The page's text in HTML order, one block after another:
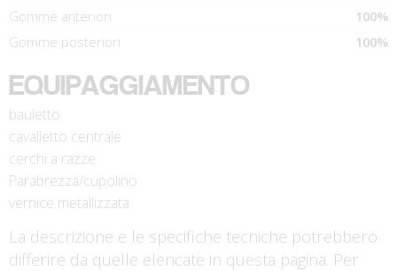
Gomme anteriori
100%
Gomme posteriori
100%
EQUIPAGGIAMENTO
bauletto
cavalletto centrale
cerchi a razze
Parabrezza/cupolino
vernice metallizzata
La descrizione e le specifiche tecniche potrebbero
differire da quelle elencate in questa pagina. Per